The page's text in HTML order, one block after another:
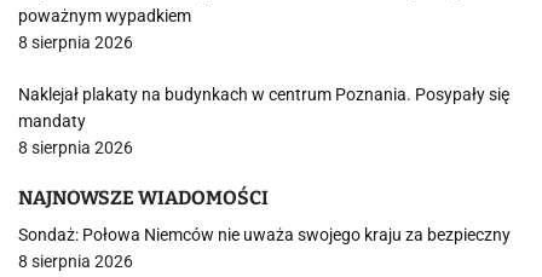
poważnym wypadkiem
8 sierpnia 2026
Naklejał plakaty na budynkach w centrum Poznania. Posypały się
mandaty
8 sierpnia 2026
NAJNOWSZE WIADOMOŚCI
Sondaż: Połowa Niemców nie uważa swojego kraju za bezpieczny
8 sierpnia 2026